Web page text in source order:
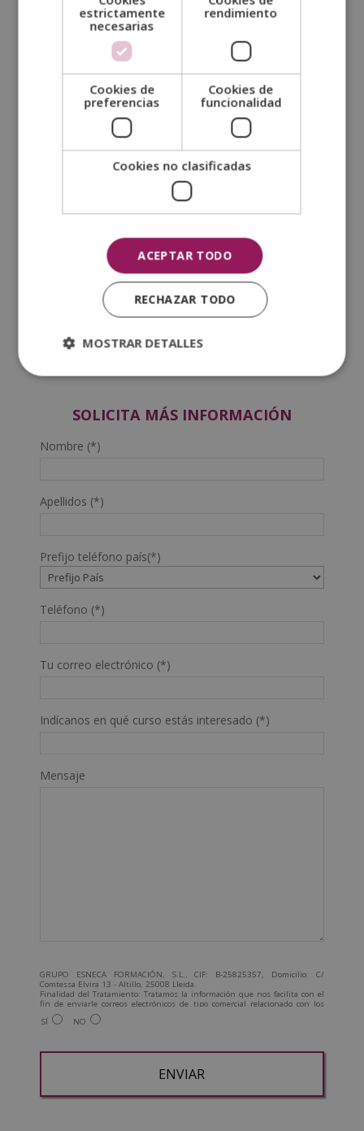
la distrofia muscular pueden debilitar los músculos de la
boca y la garganta, afectando la capacidad de tragar.
Enfermedades esofágicas
: Condiciones como el
reflujo gastroesofágico, el estrechamiento del esófag o
(estenosis) o la acalasia (dificultad para que el esófago
se relaje) pueden bloquear o dificultar el paso de los
Envejecimiento: Con la edad, el proceso de deglución
puede volverse menos eficiente debido a la pérdida de
fuerza muscular, lo que aumenta el riesgo de disfagia
Tratamientos médicos
: Algunos tratamientos, como
la radioterapia en el área de la cabeza y el cuello,
pueden causar cambios en los tejidos y afectar la
función de los músculos de la deglución.
SOLICITA MÁS INFORMACIÓN
Nombre (*)
Apellidos (*)
Prefijo teléfono país(*)
Teléfono (*)
Tu correo electrónico (*)
Indícanos en qué curso estás interesado (*)
Mensaje
GRUPO ESNECA FORMACIÓN, S.L., CIF: B-25825357, Domicilio: C/
Comtessa Elvira 13 - Altillo, 25008 Lleida.
Finalidad del Tratamiento: Tratamos la información que nos facilita con el
fin de enviarle correos electrónicos de tipo comercial relacionado con los
productos ofrecidos y otros tipo de productos que fueran de su interés.
Legitimación del tratamiento: Consentimiento del interesado.
Para más información consulte nuestra Política de Privacidad.
SÍ NO
estrictamente
necesarias
rendimiento
Cookies de
preferencias
Cookies de
funcionalidad
Cookies no clasificadas
ACEPTAR TODO
RECHAZAR TODO
MOSTRAR DETALLES